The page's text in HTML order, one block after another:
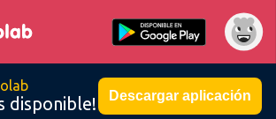
disponible! Descargar aplicación